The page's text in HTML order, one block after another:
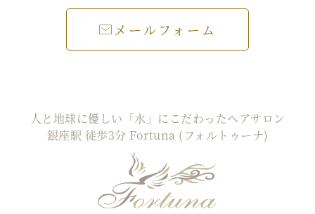
メールフォーム
人と地球に優しい「水」にこだわったヘアサロン
銀座駅 徒歩3分 Fortuna (フォルトゥーナ)